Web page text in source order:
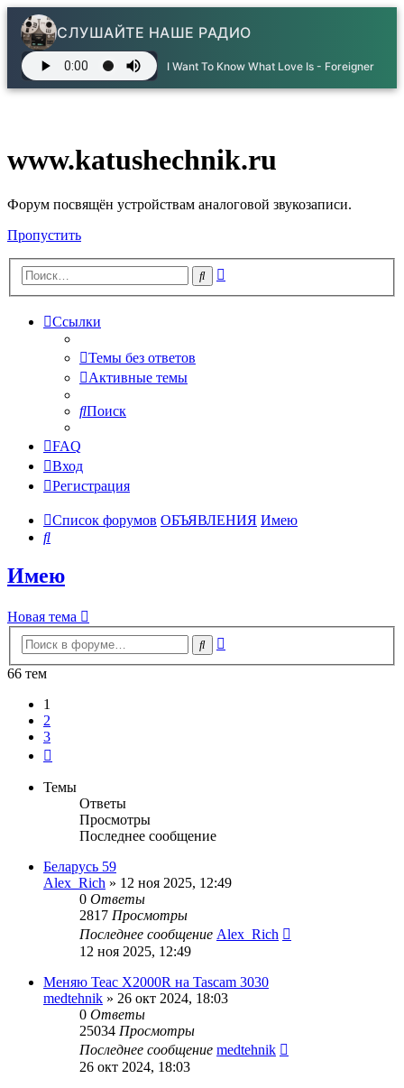
СЛУШАЙТЕ НАШЕ РАДИО
I Want To Know What Love Is - Foreigner
www.katushechnik.ru
Форум посвящён устройствам аналоговой звукозаписи.
Пропустить
Поиск
Ссылки
Темы без ответов
Активные темы
Поиск
FAQ
Вход
Регистрация
Список форумов ОБЪЯВЛЕНИЯ Имею
Поиск
Имею
Новая тема
Поиск
66 тем
1
2
3
Темы
Ответы
Просмотры
Последнее сообщение
Беларусь 59
Alex_Rich » 12 ноя 2025, 12:49
0 Ответы
2817 Просмотры
Последнее сообщение Alex_Rich
12 ноя 2025, 12:49
Меняю Teac X2000R на Tascam 3030
medtehnik » 26 окт 2024, 18:03
0 Ответы
25034 Просмотры
Последнее сообщение medtehnik
26 окт 2024, 18:03